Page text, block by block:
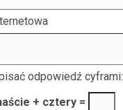
odpowiedź cyframi:
+ cztery =